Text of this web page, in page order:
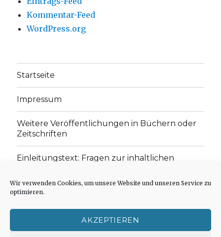
Wir verwenden Cookies, um unsere Website und unseren Service zu
optimieren.
AKZEPTIEREN
Kommentar-Feed
WordPress.org
Startseite
Impressum
Weitere Veröffentlichungen in Büchern oder
Zeitschriften
Einleitungstext: Fragen zur inhaltlichen
„schwachen Glaubens“